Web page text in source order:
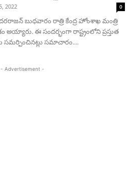
2022 0
బుధవారం రాత్రి కేంద్ర హోంశాఖ మంత్రి
ఈ సందర్భంగా రాష్ట్రంలోని ప్రస్తుత
సమర్పించినట్లు సమాచారం....
- Advertisement -